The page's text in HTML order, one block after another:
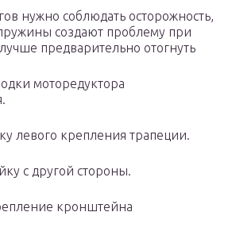
нужно соблюдать осторожность,
создают проблему при
предварительно отогнуть
моторедуктора
левого крепления трапеции.
с другой стороны.
кронштейна